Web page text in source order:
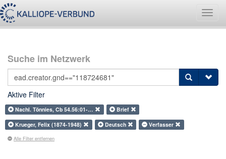
Suche im Netzwerk
Aktive Filter
Nachl. Tönnies, Cb 54.56:01-…
Brief
Krueger, Felix (1874-1948)
Deutsch Verfasser
Alle Filter entfernen